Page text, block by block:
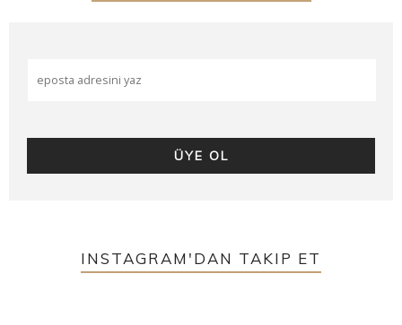
INSTAGRAM'DAN TAKIP ET